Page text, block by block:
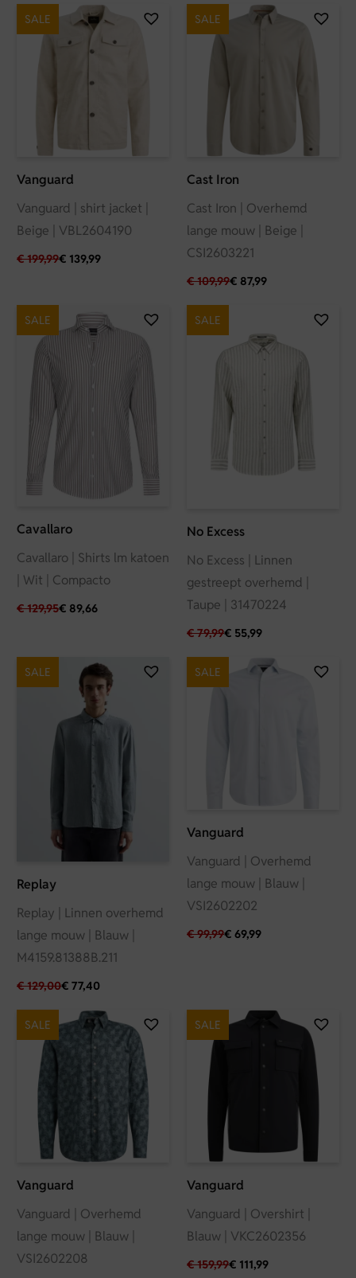
Vanguard
SALE
Vanguard | shirt jacket |
Beige | VBL2604190
€199,99€ 139,99
Cast Iron
SALE
Cast Iron | Overhemd
lange mouw | Beige |
CSI2603221
€109,99€ 87,99
Cavallaro
SALE
Cavallaro | Shirts lm katoen
| Wit | Compacto
€129,95€ 89,66
No Excess
SALE
No Excess | Linnen
gestreept overhemd |
Taupe | 31470224
€79,99€ 55,99
Replay
SALE
Replay | Linnen overhemd
lange mouw | Blauw |
M4159.81388B.211
€129,00€ 77,40
Vanguard
SALE
Vanguard | Overhemd
lange mouw | Blauw |
VSI2602202
€99,99€ 69,99
Vanguard
SALE
Vanguard | Overhemd
lange mouw | Blauw |
VSI2602208
Vanguard
SALE
Vanguard | Overshirt |
Blauw | VKC2602356
€159,99€ 111,99